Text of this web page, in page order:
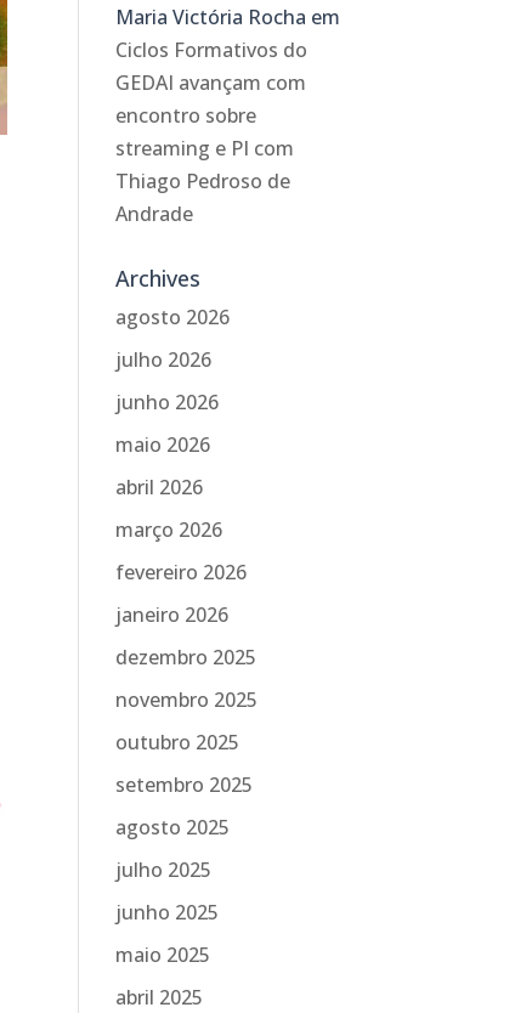
Maria Victória Rocha em
Ciclos Formativos do
GEDAI avançam com
encontro sobre
streaming e PI com
Thiago Pedroso de
Andrade
Archives
agosto 2026
julho 2026
junho 2026
maio 2026
abril 2026
março 2026
fevereiro 2026
janeiro 2026
dezembro 2025
novembro 2025
outubro 2025
setembro 2025
agosto 2025
julho 2025
junho 2025
maio 2025
abril 2025